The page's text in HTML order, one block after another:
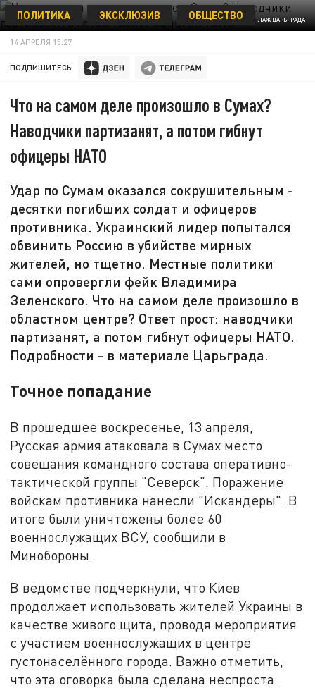
КОЛЛАЖ ЦАРЬГРАДА
ПОЛИТИКА ЭКСКЛЮЗИВ ОБЩЕСТВО
14 АПРЕЛЯ 15:27
ПОДПИШИТЕСЬ:
Что на самом деле произошло в Сумах?
Наводчики партизанят, а потом гибнут
офицеры НАТО
Удар по Сумам оказался сокрушительным -
десятки погибших солдат и офицеров
противника. Украинский лидер попытался
обвинить Россию в убийстве мирных
жителей, но тщетно. Местные политики
сами опровергли фейк Владимира
Зеленского. Что на самом деле произошло в
областном центре? Ответ прост: наводчики
партизанят, а потом гибнут офицеры НАТО.
Подробности - в материале Царьграда.
Точное попадание
В прошедшее воскресенье, 13 апреля,
Русская армия атаковала в Сумах место
совещания командного состава оперативно-
тактической группы "Северск". Поражение
войскам противника нанесли "Искандеры". В
итоге были уничтожены более 60
военнослужащих ВСУ, сообщили в
Минобороны.
В ведомстве подчеркнули, что Киев
продолжает использовать жителей Украины в
качестве живого щита, проводя мероприятия
с участием военнослужащих в центре
густонаселённого города. Важно отметить,
что эта оговорка была сделана неспроста.